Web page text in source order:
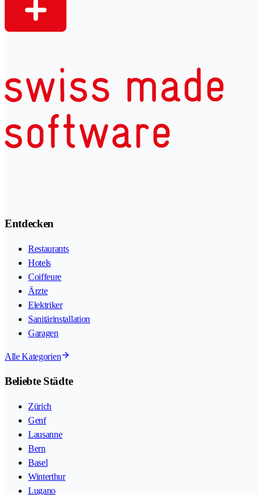
Entdecken
Restaurants
Hotels
Coiffeure
Ärzte
Elektriker
Sanitärinstallation
Garagen
Alle Kategorien
Beliebte Städte
Zürich
Genf
Lausanne
Bern
Basel
Winterthur
Lugano